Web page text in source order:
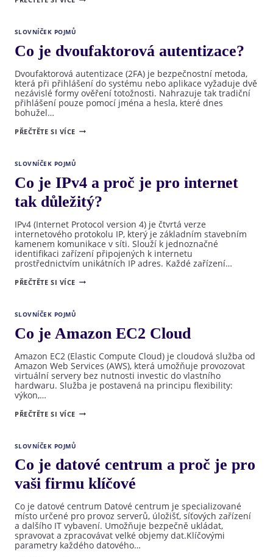
SERVERY?
SLOVNÍČEK POJMŮ
Co je dvoufaktorová autentizace?
Dvoufaktorová autentizace (2FA) je bezpečnostní metoda,
která při přihlášení do systému nebo aplikace vyžaduje dvě
nezávislé formy ověření totožnosti. Nahrazuje tak tradiční
přihlášení pouze pomocí jména a hesla, které dnes
bohužel…
PŘEČTĚTE SI VÍCECO
SLOVNÍČEK POJMŮ
Co je IPv4 a proč je pro internet
tak důležitý?
IPv4 (Internet Protocol version 4) je čtvrtá verze
internetového protokolu IP, který je základním stavebním
kamenem komunikace v síti. Slouží k jednoznačné
identifikaci zařízení připojených k internetu
prostřednictvím unikátních IP adres. Každé zařízení…
PŘEČTĚTE SI VÍCECO
JE
TAK
SLOVNÍČEK POJMŮ
Co je Amazon EC2 Cloud
Amazon EC2 (Elastic Compute Cloud) je cloudová služba od
Amazon Web Services (AWS), která umožňuje provozovat
virtuální servery bez nutnosti investic do vlastního
hardwaru. Služba je postavená na principu flexibility:
výkon,…
PŘEČTĚTE SI VÍCECO
JE
CLOUD
SLOVNÍČEK POJMŮ
Co je datové centrum a proč je pro
vaši firmu klíčové
Co je datové centrum Datové centrum je specializované
místo určené pro provoz serverů, úložišť, síťových zařízení
a dalšího IT vybavení. Umožňuje bezpečně ukládat,
spravovat a zpracovávat velké objemy dat.Klíčovými
parametry každého datového…